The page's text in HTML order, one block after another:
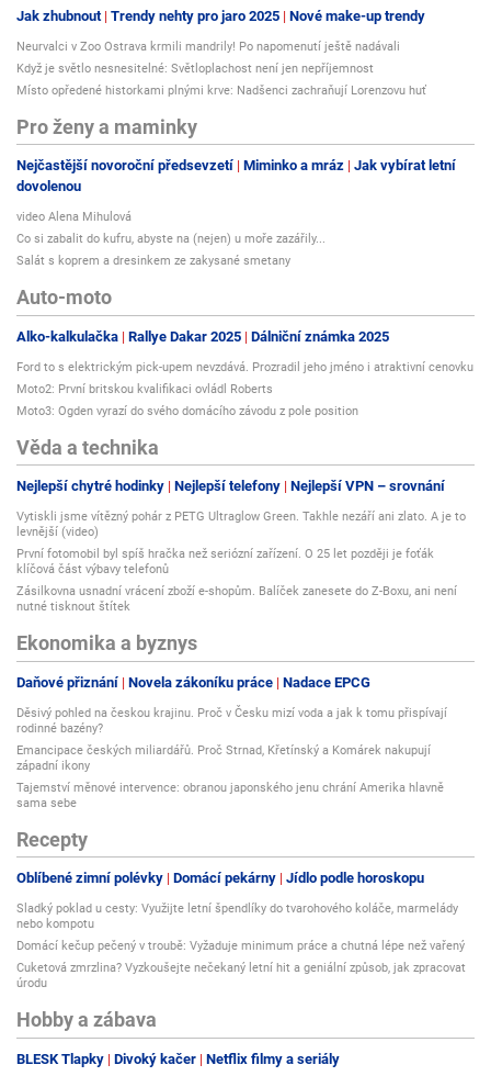
Jak zhubnout Trendy nehty pro jaro 2025 Nové make-up trendy
Neurvalci v Zoo Ostrava krmili mandrily! Po napomenutí ještě nadávali
Když je světlo nesnesitelné: Světloplachost není jen nepříjemnost
Místo opředené historkami plnými krve: Nadšenci zachraňují Lorenzovu huť
Pro ženy a maminky
Nejčastější novoroční předsevzetí Miminko a mráz Jak vybírat letní
dovolenou
video Alena Mihulová
Co si zabalit do kufru, abyste na (nejen) u moře zazářily...
Salát s koprem a dresinkem ze zakysané smetany
Auto-moto
Alko-kalkulačka Rallye Dakar 2025 Dálniční známka 2025
Ford to s elektrickým pick-upem nevzdává. Prozradil jeho jméno i atraktivní cenovku
Moto2: První britskou kvalifikaci ovládl Roberts
Moto3: Ogden vyrazí do svého domácího závodu z pole position
Věda a technika
Nejlepší chytré hodinky Nejlepší telefony Nejlepší VPN – srovnání
Vytiskli jsme vítězný pohár z PETG Ultraglow Green. Takhle nezáří ani zlato. A je to
levnější (video)
První fotomobil byl spíš hračka než seriózní zařízení. O 25 let později je foťák
klíčová část výbavy telefonů
Zásilkovna usnadní vrácení zboží e-shopům. Balíček zanesete do Z-Boxu, ani není
nutné tisknout štítek
Ekonomika a byznys
Daňové přiznání Novela zákoníku práce Nadace EPCG
Děsivý pohled na českou krajinu. Proč v Česku mizí voda a jak k tomu přispívají
rodinné bazény?
Emancipace českých miliardářů. Proč Strnad, Křetínský a Komárek nakupují
západní ikony
Tajemství měnové intervence: obranou japonského jenu chrání Amerika hlavně
sama sebe
Recepty
Oblíbené zimní polévky Domácí pekárny Jídlo podle horoskopu
Sladký poklad u cesty: Využijte letní špendlíky do tvarohového koláče, marmelády
nebo kompotu
Domácí kečup pečený v troubě: Vyžaduje minimum práce a chutná lépe než vařený
Cuketová zmrzlina? Vyzkoušejte nečekaný letní hit a geniální způsob, jak zpracovat
úrodu
Hobby a zábava
BLESK Tlapky Divoký kačer Netflix filmy a seriály